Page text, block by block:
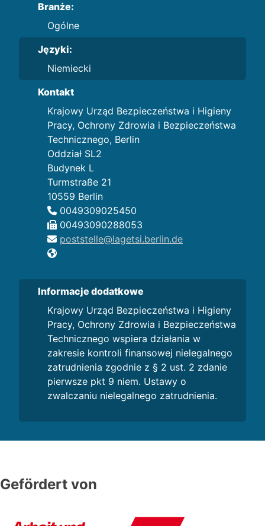
Branże:
Ogólne
Języki:
Niemiecki
Kontakt
Krajowy Urząd Bezpieczeństwa i Higieny
Pracy, Ochrony Zdrowia i Bezpieczeństwa
Technicznego, Berlin
Oddział SL2
Budynek L
Turmstraße 21
10559 Berlin
0049309025450
00493090288053
poststelle@lagetsi.berlin.de
Informacje dodatkowe
Krajowy Urząd Bezpieczeństwa i Higieny
Pracy, Ochrony Zdrowia i Bezpieczeństwa
Technicznego wspiera działania w
zakresie kontroli finansowej nielegalnego
zatrudnienia zgodnie z § 2 ust. 2 zdanie
pierwsze pkt 9 niem. Ustawy o
zwalczaniu nielegalnego zatrudnienia.
Gefördert von